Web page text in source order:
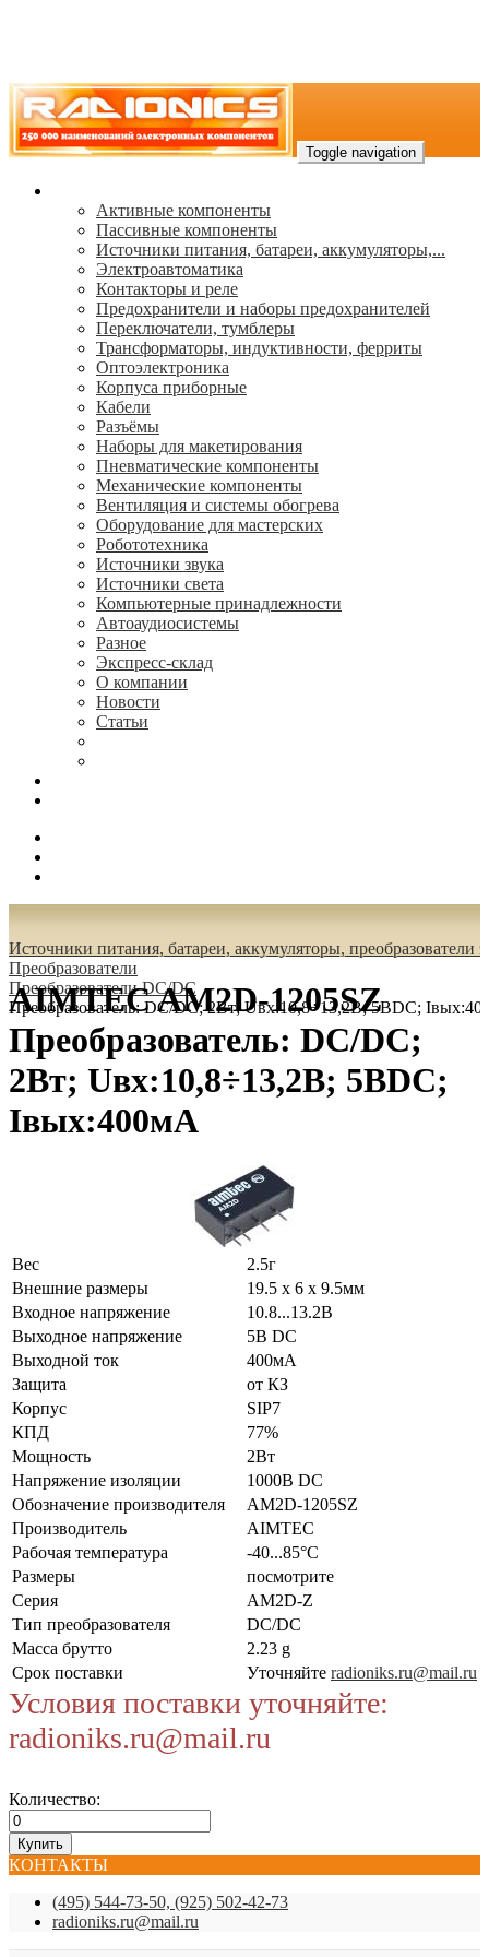
Toggle navigation
Активные компоненты
Пассивные компоненты
Источники питания, батареи, аккумуляторы,...
Электроавтоматика
Контакторы и реле
Предохранители и наборы предохранителей
Переключатели, тумблеры
Трансформаторы, индуктивности, ферриты
Oптоэлектроника
Корпуса приборные
Кабели
Разъёмы
Наборы для макетирования
Пневматические компоненты
Механические компоненты
Вентиляция и системы обогрева
Оборудование для мастерских
Робототехника
Источники звука
Источники света
Компьютерные принадлежности
Автоаудиосистемы
Разное
Экспресс-склад
О компании
Новости
Статьи
Источники питания, батареи, аккумуляторы, преобразователи
Преобразователи
Преобразователи DC/DC
Преобразователь: DC/DC; 2Вт; Uвх:10,8÷13,2В; 5ВDC;
AIMTEC AM2D-1205SZ
Преобразователь: DC/DC;
2Вт; Uвх:10,8÷13,2В; 5ВDC;
Iвых:400мА
Вес
2.5г
Внешние размеры
19.5 x 6 x 9.5мм
Входное напряжение
10.8...13.2В
Выходное напряжение
5В DC
Выходной ток
400мА
Защита
от КЗ
Корпус
SIP7
КПД
77%
Мощность
2Вт
Напряжение изоляции
1000В DC
Обозначение производителя
AM2D-1205SZ
Производитель
AIMTEC
Рабочая температура
-40...85°C
Размеры
посмотрите
Серия
AM2D-Z
Тип преобразователя
DC/DC
Масса брутто
2.23 g
Срок поставки
Уточняйте radioniks.ru@mail.ru
Условия поставки уточняйте:
radioniks.ru@mail.ru
Количество:
КОНТАКТЫ
(495) 544-73-50, (925) 502-42-73
radioniks.ru@mail.ru